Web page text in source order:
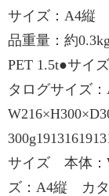
サイズ：A4縦
品重量：約
PET 1.5t●サイ
タログサイズ
サイズ 本体：
ズ：A4縦 カタ